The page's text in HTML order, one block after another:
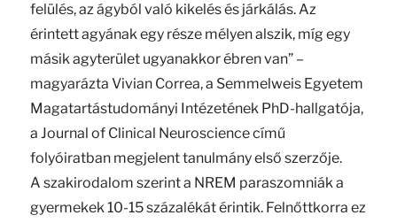
felülés, az ágyból való kikelés és járkálás. Az
érintett agyának egy része mélyen alszik, míg egy
másik agyterület ugyanakkor ébren van” –
magyarázta Vivian Correa, a Semmelweis Egyetem
Magatartástudományi Intézetének PhD-hallgatója,
a Journal of Clinical Neuroscience című
folyóiratban megjelent tanulmány első szerzője.
A szakirodalom szerint a NREM paraszomniák a
gyermekek 10-15 százalékát érintik. Felnőttkorra ez